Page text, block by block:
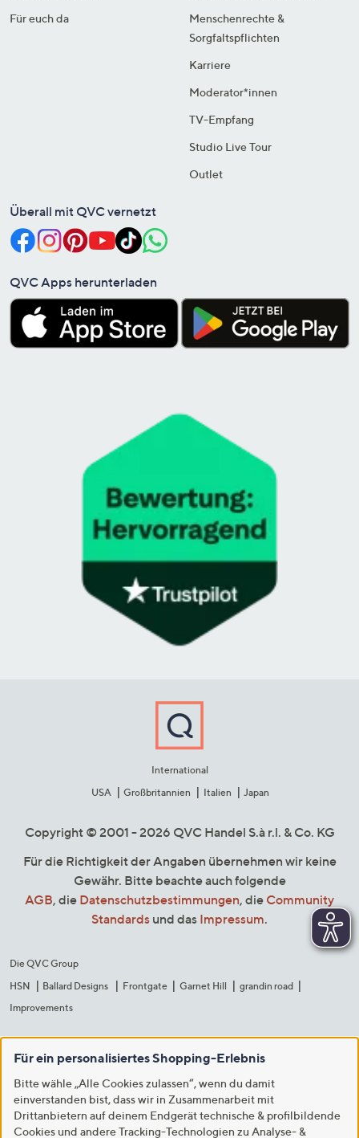
Für euch da
Menschenrechte &
Sorgfaltspflichten
Karriere
Moderator*innen
TV-Empfang
Studio Live Tour
Outlet
Überall mit QVC vernetzt
QVC Apps herunterladen
International
USA
Großbritannien Italien Japan
Copyright © 2001 - 2026 QVC Handel S.à r.l. & Co. KG
Für die Richtigkeit der Angaben übernehmen wir keine
Gewähr. Bitte beachte auch folgende
AGB, die Datenschutzbestimmungen, die Community
Standards und das Impressum.
Die QVC Group
HSN
Ballard Designs Frontgate Garnet Hill
grandin road
Improvements
Für ein personalisiertes Shopping-Erlebnis
Bitte wähle „Alle Cookies zulassen“, wenn du damit
einverstanden bist, dass wir in Zusammenarbeit mit
Drittanbietern auf deinem Endgerät technische & profilbildende
Cookies und andere Tracking-Technologien zu Analyse- &